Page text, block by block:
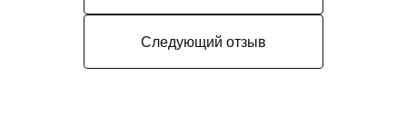
Следующий отзыв